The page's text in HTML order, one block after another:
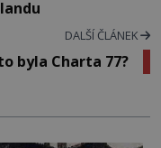
DALŠÍ ČLÁNEK
byla Charta 77?